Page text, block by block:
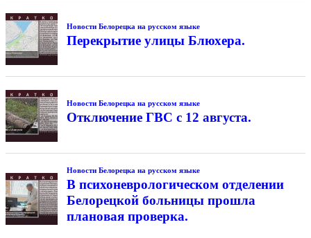
Новости Белорецка на русском языке
Перекрытие улицы Блюхера.
Новости Белорецка на русском языке
Отключение ГВС с 12 августа.
Новости Белорецка на русском языке
В психоневрологическом отделении
Белорецкой больницы прошла
плановая проверка.